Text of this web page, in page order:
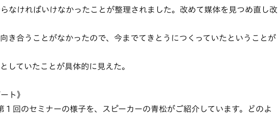
なければいけなかったことが整理されました。改めて媒体を見つめ直し改
き合うことがなかったので、今までてきとうにつくっていたということが
していたことが具体的に見えた。
ト》
回のセミナーの様子を、スピーカーの青松がご紹介しています。どのよ